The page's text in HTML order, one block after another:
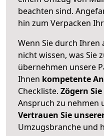
beachten sind.
hin zum Verpacken
Wenn Sie durch
nicht wissen, was Sie
übernehmen unsere
Ihnen kompetente
Checkliste. Zögern
Anspruch zu nehmen
Vertrauen Sie
Umzugsbranche und